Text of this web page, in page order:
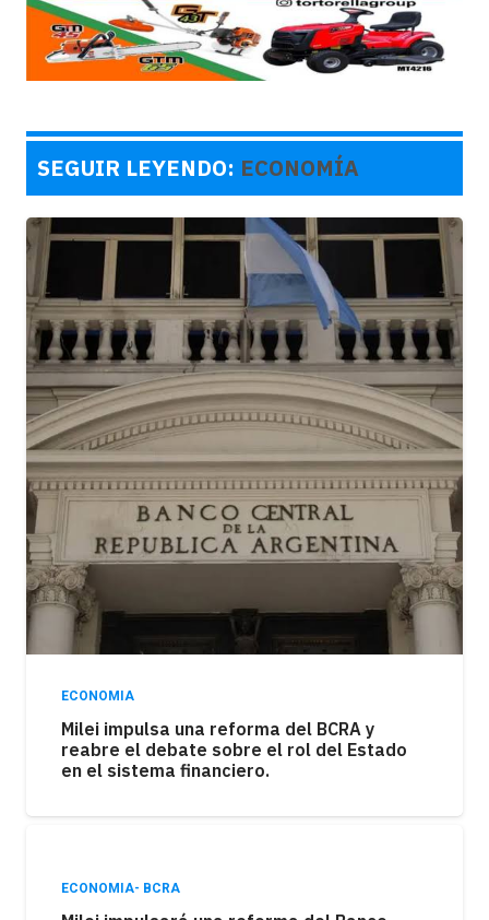
SEGUIR LEYENDO: ECONOMÍA
ECONOMIA
Milei impulsa una reforma del BCRA y
reabre el debate sobre el rol del Estado
en el sistema financiero.
ECONOMIA- BCRA